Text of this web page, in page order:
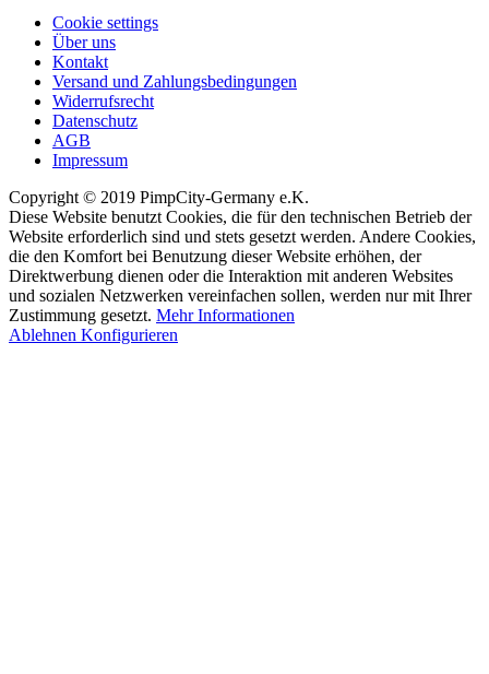
Cookie settings
Über uns
Kontakt
Versand und Zahlungsbedingungen
Widerrufsrecht
Datenschutz
AGB
Impressum
Copyright © 2019 PimpCity-Germany e.K.
Diese Website benutzt Cookies, die für den technischen Betrieb der
Website erforderlich sind und stets gesetzt werden. Andere Cookies,
die den Komfort bei Benutzung dieser Website erhöhen, der
Direktwerbung dienen oder die Interaktion mit anderen Websites
und sozialen Netzwerken vereinfachen sollen, werden nur mit Ihrer
Zustimmung gesetzt. Mehr Informationen
Ablehnen Konfigurieren